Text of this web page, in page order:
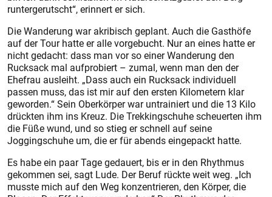
runtergerutscht“, erinnert er sich.
Die Wanderung war akribisch geplant. Auch die Gasthöfe
auf der Tour hatte er alle vorgebucht. Nur an eines hatte er
nicht gedacht: dass man vor so einer Wanderung den
Rucksack mal aufprobiert – zumal, wenn man den der
Ehefrau ausleiht. „Dass auch ein Rucksack individuell
passen muss, das ist mir auf den ersten Kilometern klar
geworden.“ Sein Oberkörper war untrainiert und die 13 Kilo
drückten ihm ins Kreuz. Die Trekkingschuhe scheuerten ihm
die Füße wund, und so stieg er schnell auf seine
Joggingschuhe um, die er für abends eingepackt hatte.
Es habe ein paar Tage gedauert, bis er in den Rhythmus
gekommen sei, sagt Lude. Der Beruf rückte weit weg. „Ich
musste mich auf den Weg konzentrieren, den Körper, die